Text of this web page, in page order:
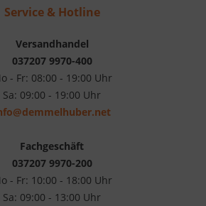
Service & Hotline
Versandhandel
037207 9970-400
- Fr: 08:00 - 19:00 Uhr
Sa: 09:00 - 19:00 Uhr
Fachgeschäft
037207 9970-200
- Fr: 10:00 - 18:00 Uhr
Sa: 09:00 - 13:00 Uhr